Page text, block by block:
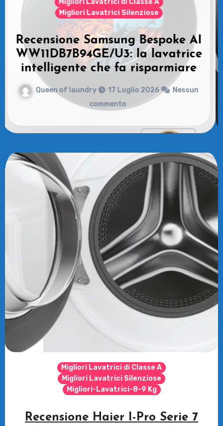
Samsung Asciugatrice AI
Control: Recensioni e vantaggi
del modello pompa di calore
Queen of laundry 14 Luglio 2026
Nessun
Migliori Lavatrici di Classe A
Migliori Lavatrici Silenziose
Migliori-Lavatrici-8-9 Kg
Recensione Haier I-Pro Serie 7